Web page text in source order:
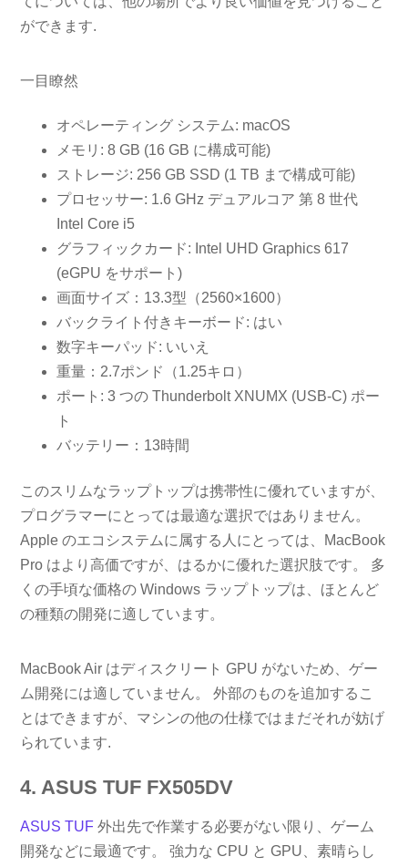
ができます.
一目瞭然
オペレーティング システム: macOS
メモリ: 8 GB (16 GB に構成可能)
ストレージ: 256 GB SSD (1 TB まで構成可能)
プロセッサー: 1.6 GHz デュアルコア 第 8 世代
Intel Core i5
グラフィックカード: Intel UHD Graphics 617
(eGPU をサポート)
画面サイズ：13.3型（2560×1600）
バックライト付きキーボード: はい
数字キーパッド: いいえ
重量：2.7ポンド（1.25キロ）
ポート: 3 つの Thunderbolt XNUMX (USB-C) ポー
ト
バッテリー：13時間
このスリムなラップトップは携帯性に優れていますが、
プログラマーにとっては最適な選択ではありません。
Apple のエコシステムに属する人にとっては、MacBook
Pro はより高価ですが、はるかに優れた選択肢です。 多
くの手頃な価格の Windows ラップトップは、ほとんど
の種類の開発に適しています。
MacBook Air はディスクリート GPU がないため、ゲー
ム開発には適していません。 外部のものを追加するこ
とはできますが、マシンの他の仕様ではまだそれが妨げ
られています.
4. ASUS TUF FX505DV
ASUS TUF 外出先で作業する必要がない限り、ゲーム
開発などに最適です。 強力な CPU と GPU、素晴らし